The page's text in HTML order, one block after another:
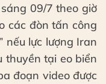
09/7 theo giờ
các đòn tấn công
nếu lực lượng Iran
thuyền tại eo biển
đoạn video được